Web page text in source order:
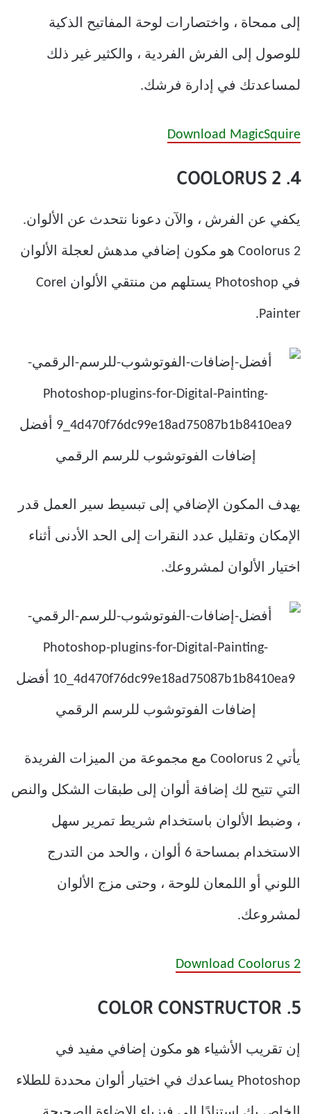
إلى ممحاة ، واختصارات لوحة المفاتيح الذكية
للوصول إلى الفرش الفردية ، والكثير غير ذلك
لمساعدتك في إدارة فرشك.
Download MagicSquire
4. COOLORUS 2
يكفي عن الفرش ، والآن دعونا نتحدث عن الألوان.
Coolorus 2 هو مكون إضافي مدهش لعجلة الألوان
في Photoshop يستلهم من منتقي الألوان Corel
Painter.
يهدف المكون الإضافي إلى تبسيط سير العمل قدر
الإمكان وتقليل عدد النقرات إلى الحد الأدنى أثناء
اختيار الألوان لمشروعك.
يأتي Coolorus 2 مع مجموعة من الميزات الفريدة
التي تتيح لك إضافة ألوان إلى طبقات الشكل والنص
، وضبط الألوان باستخدام شريط تمرير سهل
الاستخدام بمساحة 6 ألوان ، والحد من التدرج
اللوني أو اللمعان للوحة ، وحتى مزج الألوان
لمشروعك.
Download Coolorus 2
5. COLOR CONSTRUCTOR
إن تقريب الأشياء هو مكون إضافي مفيد في
Photoshop يساعدك في اختيار ألوان محددة للطلاء